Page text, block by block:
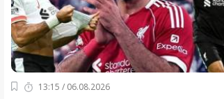
13:15 / 06.08.2026